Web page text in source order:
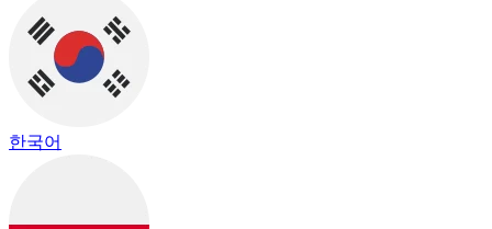
한국어